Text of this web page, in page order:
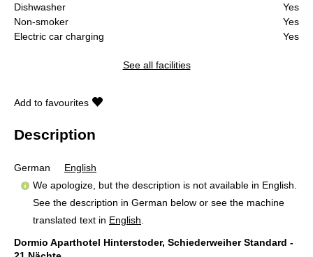
Dishwasher
Yes
Non-smoker
Yes
Electric car charging
Yes
See all facilities
Add to favourites
Description
German
English
We apologize, but the description is not available in English.
See the description in German below or see the machine
translated text in English
Dormio Aparthotel Hinterstoder, Schiederweiher Standard -